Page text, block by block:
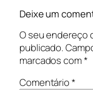
Deixe um
O seu endereço
publicado.
marcados com*
Comentário*